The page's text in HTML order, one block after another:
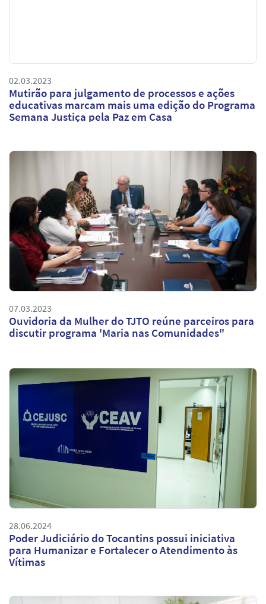
02.03.2023
Mutirão para julgamento de processos e ações
educativas marcam mais uma edição do Programa
Semana Justiça pela Paz em Casa
07.03.2023
Ouvidoria da Mulher do TJTO reúne parceiros para
discutir programa 'Maria nas Comunidades"
28.06.2024
Poder Judiciário do Tocantins possui iniciativa
para Humanizar e Fortalecer o Atendimento às
Vítimas